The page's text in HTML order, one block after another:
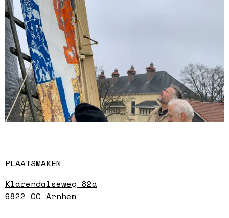
PLAATSMAKEN
Klarendalseweg 82a
6822 GC Arnhem